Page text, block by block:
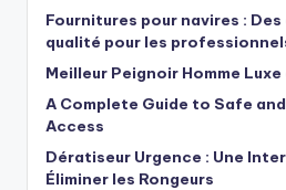
Fournitures pour navires :
qualité pour les
Meilleur Peignoir Homme
A Complete Guide to Safe
Access
Dératiseur Urgence : Une
Éliminer les Rongeurs